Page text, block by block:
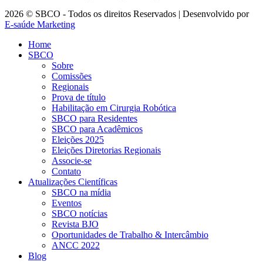
2026 © SBCO - Todos os direitos Reservados | Desenvolvido por
E-saúde Marketing
Home
SBCO
Sobre
Comissões
Regionais
Prova de título
Habilitação em Cirurgia Robótica
SBCO para Residentes
SBCO para Acadêmicos
Eleições 2025
Eleições Diretorias Regionais
Associe-se
Contato
Atualizações Científicas
SBCO na mídia
Eventos
SBCO notícias
Revista BJO
Oportunidades de Trabalho & Intercâmbio
ANCC 2022
Blog